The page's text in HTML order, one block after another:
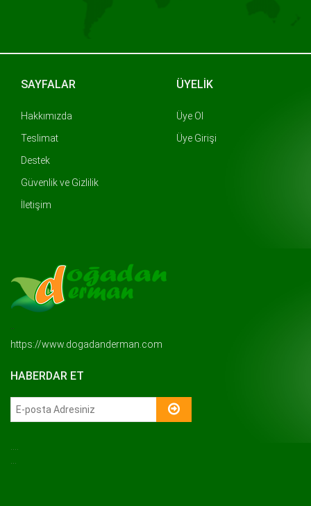
SAYFALAR
Hakkımızda
Teslimat
Destek
Güvenlik ve Gizlilik
İletişim
ÜYELİK
Üye Ol
Üye Girişi
..
https://www.dogadanderman.com
HABERDAR ET
....
...